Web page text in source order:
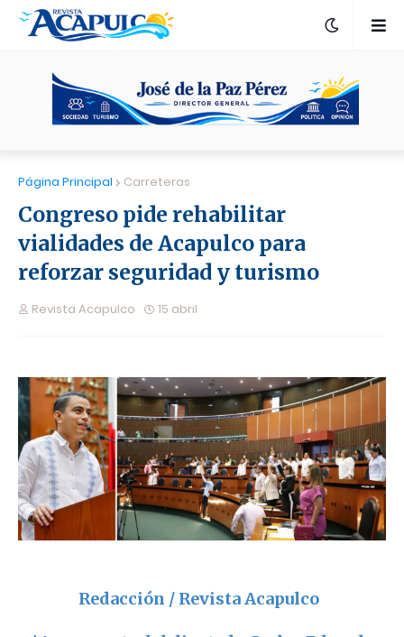
Página Principal Carreteras
Congreso pide rehabilitar
vialidades de Acapulco para
reforzar seguridad y turismo
Revista Acapulco 15 abril
Redacción / Revista Acapulco